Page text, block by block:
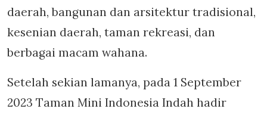
daerah, bangunan dan arsitektur tradisional,
kesenian daerah, taman rekreasi, dan
berbagai macam wahana.
Setelah sekian lamanya, pada 1 September
2023 Taman Mini Indonesia Indah hadir